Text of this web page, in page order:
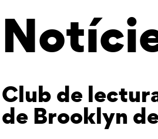
Club de
de Brooklyn